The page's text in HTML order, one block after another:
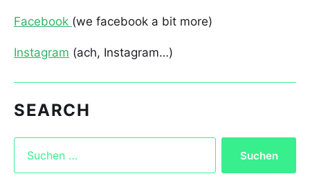
Facebook (we facebook a bit more)
Instagram (ach, Instagram…)
SEARCH